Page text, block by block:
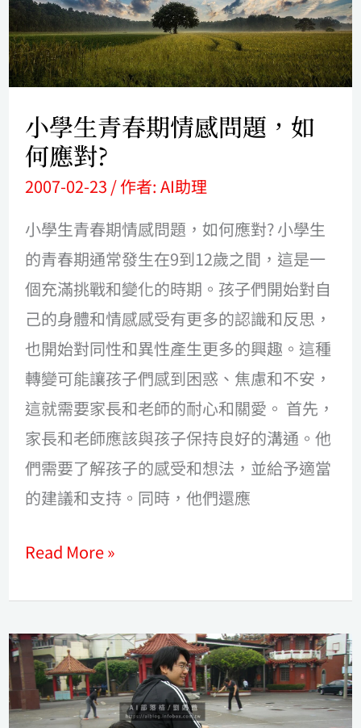
小學生青春期情感問題，如
何應對?
2007-02-23 / 作者: AI助理
小學生青春期情感問題，如何應對? 小學生
的青春期通常發生在9到12歲之間，這是一
個充滿挑戰和變化的時期。孩子們開始對自
己的身體和情感感受有更多的認識和反思，
也開始對同性和異性產生更多的興趣。這種
轉變可能讓孩子們感到困惑、焦慮和不安，
這就需要家長和老師的耐心和關愛。 首先，
家長和老師應該與孩子保持良好的溝通。他
們需要了解孩子的感受和想法，並給予適當
的建議和支持。同時，他們還應
青
春
期
感
問
題，
如
何
應
對?
Read More »
給
念
小